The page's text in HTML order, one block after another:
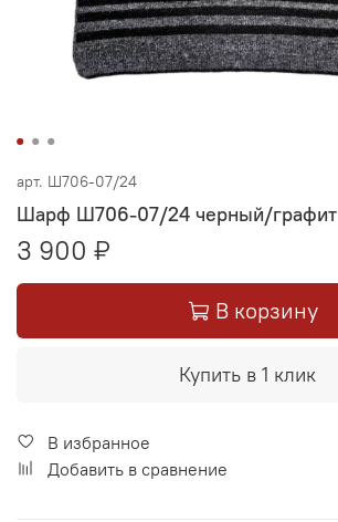
арт. Ш706-07/24
Шарф Ш706-07/24 черный/графит
3 900 ₽
В корзину
Купить в 1 клик
В избранное
Добавить в сравнение